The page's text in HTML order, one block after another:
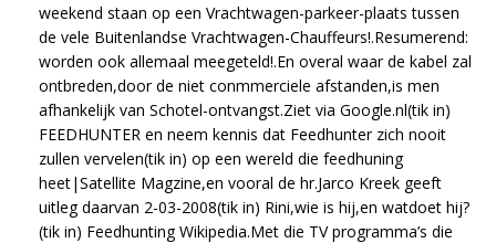
weekend staan op een Vrachtwagen-parkeer-plaats tussen
de vele Buitenlandse Vrachtwagen-Chauffeurs!.Resumerend:
worden ook allemaal meegeteld!.En overal waar de kabel zal
ontbreden,door de niet conmmerciele afstanden,is men
afhankelijk van Schotel-ontvangst.Ziet via Google.nl(tik in)
FEEDHUNTER en neem kennis dat Feedhunter zich nooit
zullen vervelen(tik in) op een wereld die feedhuning
heet|Satellite Magzine,en vooral de hr.Jarco Kreek geeft
uitleg daarvan 2-03-2008(tik in) Rini,wie is hij,en watdoet hij?
(tik in) Feedhunting Wikipedia.Met die TV programma’s die